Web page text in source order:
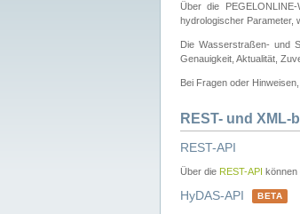
Über die
hydrologischer Parameter,
Die Wasserstraßen- und
Genauigkeit, Aktualität,
Bei Fragen oder
REST- und XML-
REST-API
Über die REST-API können
HyDAS-API BETA